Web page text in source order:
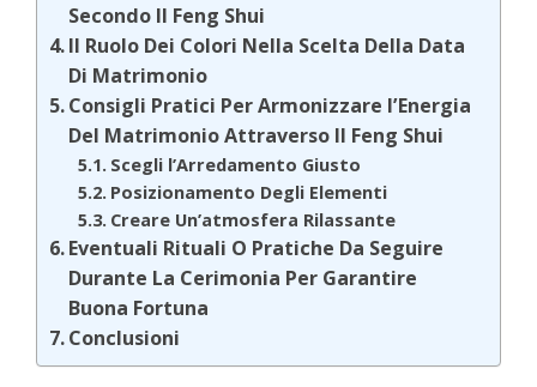
Secondo Il Feng Shui
Il Ruolo Dei Colori Nella Scelta Della Data
Di Matrimonio
Consigli Pratici Per Armonizzare l’Energia
Del Matrimonio Attraverso Il Feng Shui
Scegli l’Arredamento Giusto
Posizionamento Degli Elementi
Creare Un’atmosfera Rilassante
Eventuali Rituali O Pratiche Da Seguire
Durante La Cerimonia Per Garantire
Buona Fortuna
Conclusioni